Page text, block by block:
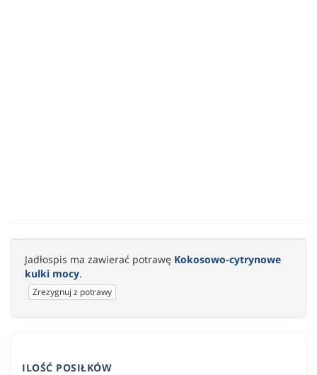
Jadłospis ma zawierać potrawę Kokosowo-cytrynowe
kulki mocy.
Zrezygnuj z potrawy
ILOŚĆ POSIŁKÓW